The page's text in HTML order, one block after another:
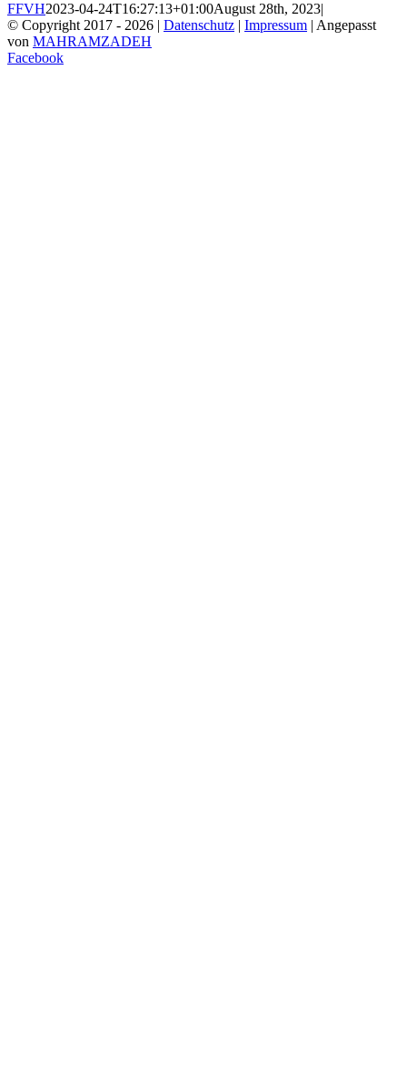
FFVH2023-04-24T16:27:13+01:00August 28th, 2023|
© Copyright 2017 - 2026 | Datenschutz | Impressum | Angepasst
von MAHRAMZADEH
Facebook